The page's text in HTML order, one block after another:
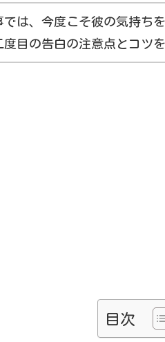
では、今度こそ彼の気持ち
度目の告白の注意点とコツ
目次